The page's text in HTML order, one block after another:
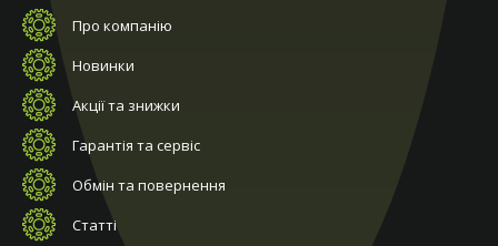
Про компанію
Новинки
Акції та знижки
Гарантія та сервіс
Обмін та повернення
Статті